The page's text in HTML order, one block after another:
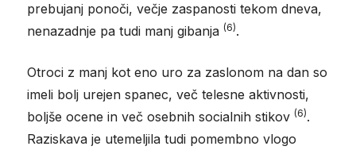
prebujanj ponoči, večje zaspanosti tekom dneva,
nenazadnje pa tudi manj gibanja (6).
Otroci z manj kot eno uro za zaslonom na dan so
imeli bolj urejen spanec, več telesne aktivnosti,
boljše ocene in več osebnih socialnih stikov (6).
Raziskava je utemeljila tudi pomembno vlogo